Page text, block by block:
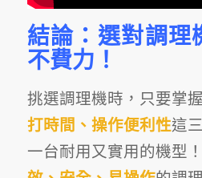
結論：選對調理
不費力！
挑選調理機時，只要掌握
打時間、操作便利性這
一台耐用又實用的機型